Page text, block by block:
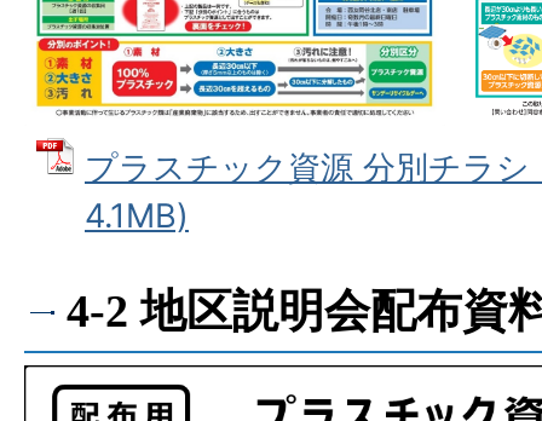
プラスチック資源 分別チラ
4.1MB)
4-2 地区説明会配布資